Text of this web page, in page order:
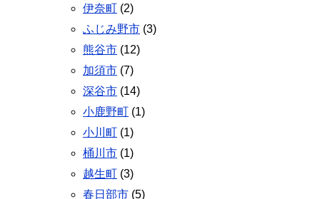
伊奈町 (2)
ふじみ野市 (3)
熊谷市 (12)
加須市 (7)
深谷市 (14)
小鹿野町 (1)
小川町 (1)
桶川市 (1)
越生町 (3)
春日部市 (5)